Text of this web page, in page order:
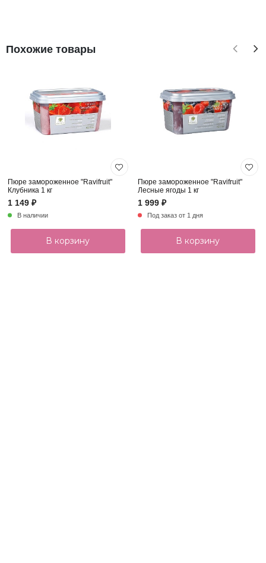
Похожие товары
Пюре замороженное "Ravifruit"
Клубника 1 кг
1 149 ₽
В наличии
В корзину
Пюре замороженное "Ravifruit"
Лесные ягоды 1 кг
1 999 ₽
Под заказ от 1 дня
В корзину